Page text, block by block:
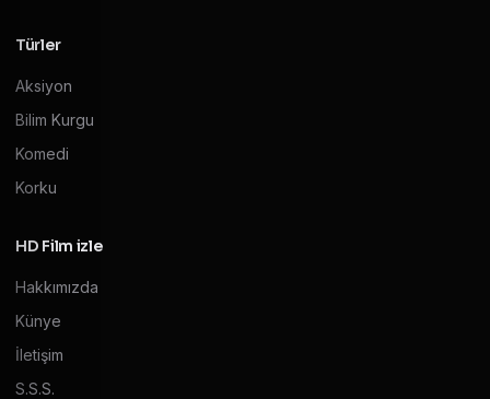
Türler
Aksiyon
Bilim Kurgu
Komedi
Korku
HD Film izle
Hakkımızda
Künye
İletişim
S.S.S.